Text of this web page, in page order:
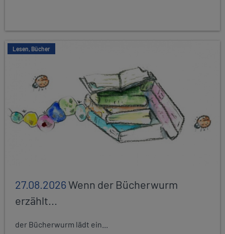
Lesen, Bücher
27.08.2026Wenn der Bücherwurm
erzählt...
der Bücherwurm lädt ein...